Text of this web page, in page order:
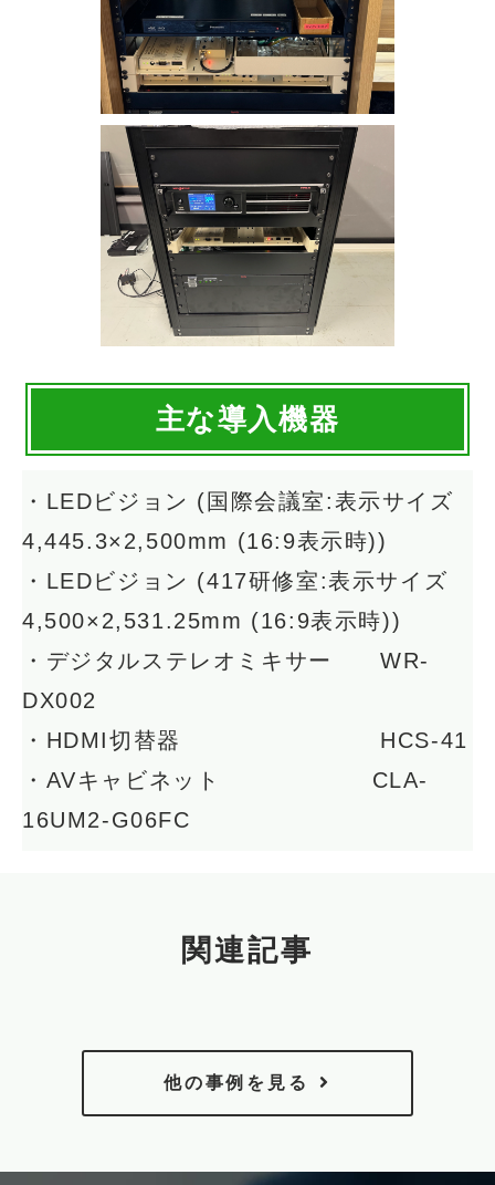
主な導入機器
・LEDビジョン (国際会議室:表示サイズ
4,445.3×2,500mm (16:9表示時))
・LEDビジョン (417研修室:表示サイズ
4,500×2,531.25mm (16:9表示時))
・デジタルステレオミキサー WR-
DX002
・HDMI切替器 HCS-41
・AVキャビネット CLA-
16UM2-G06FC
関連記事
他の事例を見る